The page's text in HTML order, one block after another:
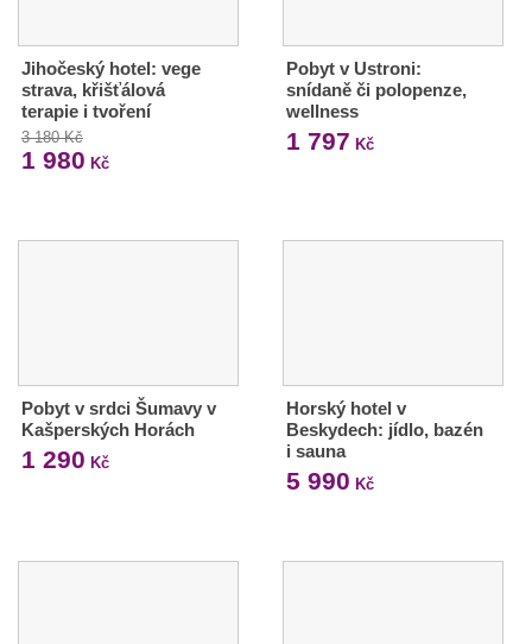
Jihočeský hotel: vege
strava, křišťálová
terapie i tvoření
3 180 Kč
1 980 Kč
Pobyt v Ustroni:
snídaně či polopenze,
wellness
1 797 Kč
Pobyt v srdci Šumavy v
Kašperských Horách
1 290 Kč
Horský hotel v
Beskydech: jídlo, bazén
i sauna
5 990 Kč